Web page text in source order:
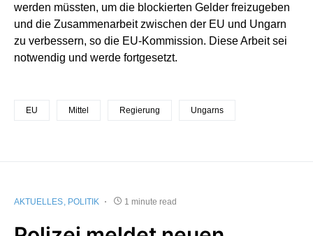
werden müssten, um die blockierten Gelder freizugeben
und die Zusammenarbeit zwischen der EU und Ungarn
zu verbessern, so die EU-Kommission. Diese Arbeit sei
notwendig und werde fortgesetzt.
EU Mittel Regierung Ungarns
AKTUELLES POLITIK 1 minute read